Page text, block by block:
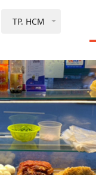
TP. HCM